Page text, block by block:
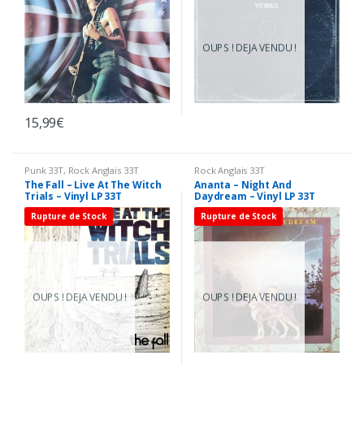
15,99€
OUPS ! DEJA VENDU !
Punk 33T, Rock Anglais 33T
The Fall – Live At The Witch
Trials – Vinyl LP 33T
Rupture de Stock
OUPS ! DEJA VENDU !
Rock Anglais 33T
Ananta – Night And
Daydream – Vinyl LP 33T
Rupture de Stock
OUPS ! DEJA VENDU !